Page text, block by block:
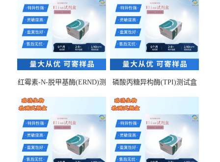
红霉素-N-脱甲基酶(ERND)测
磷酸丙糖异构酶(TPI)测试盒